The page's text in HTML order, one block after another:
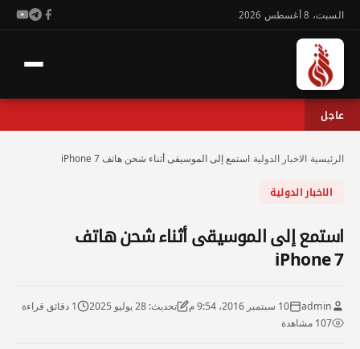
السبت، 8 أغسطس 2026
عاجل
الرئيسية الاخبار الدولية استمع إلى الموسيقى أثناء شحن هاتف iPhone 7
الاخبار الدولية
استمع إلى الموسيقى أثناء شحن هاتف
iPhone 7
admin 10 سبتمبر 2016، 9:54 م تحديث: 28 يوليو 2025
1 دقائق قراءة
107 مشاهدة